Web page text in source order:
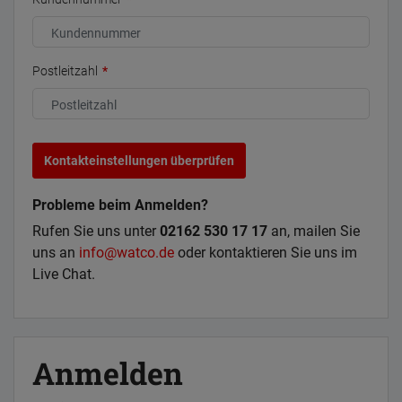
Postleitzahl
Kontakteinstellungen überprüfen
Probleme beim Anmelden?
Rufen Sie uns unter 02162 530 17 17 an, mailen Sie
uns an info@watco.de oder kontaktieren Sie uns im
Live Chat.
Anmelden